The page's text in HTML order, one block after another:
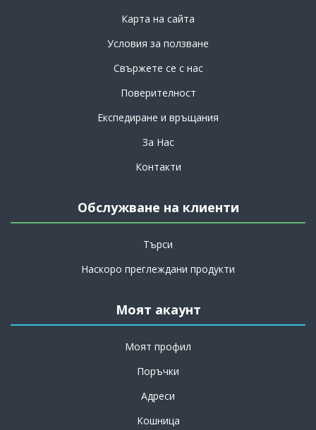
Карта на сайта
Условия за ползване
Свържете се с нас
Поверителност
Експедиране и връщания
За Нас
Контакти
Обслужване на клиенти
Търси
Наскоро преглеждани продукти
Моят акаунт
Моят профил
Поръчки
Адреси
Кошница